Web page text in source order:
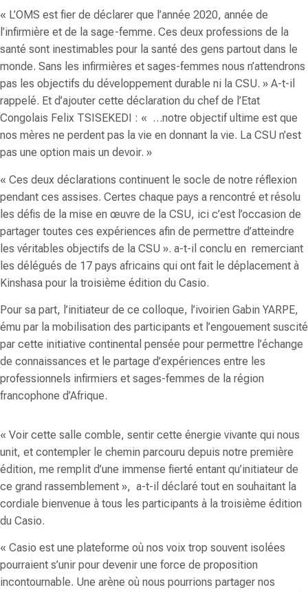
« L’OMS est fier de déclarer que l’année 2020, année de
l’infirmière et de la sage-femme. Ces deux professions de la
santé sont inestimables pour la santé des gens partout dans le
monde. Sans les infirmières et sages-femmes nous n’attendrons
pas les objectifs du développement durable ni la CSU. » A-t-il
rappelé. Et d’ajouter cette déclaration du chef de l’Etat
Congolais Felix TSISEKEDI : « …notre objectif ultime est que
nos mères ne perdent pas la vie en donnant la vie. La CSU n’est
pas une option mais un devoir. »
« Ces deux déclarations continuent le socle de notre réflexion
pendant ces assises. Certes chaque pays a rencontré et résolu
les défis de la mise en œuvre de la CSU, ici c’est l’occasion de
partager toutes ces expériences afin de permettre d’atteindre
les véritables objectifs de la CSU ». a-t-il conclu en remerciant
les délégués de 17 pays africains qui ont fait le déplacement à
Kinshasa pour la troisième édition du Casio.
Pour sa part, l’initiateur de ce colloque, l’ivoirien Gabin YARPE,
ému par la mobilisation des participants et l’engouement suscité
par cette initiative continental pensée pour permettre l’échange
de connaissances et le partage d’expériences entre les
professionnels infirmiers et sages-femmes de la région
francophone d’Afrique.
« Voir cette salle comble, sentir cette énergie vivante qui nous
unit, et contempler le chemin parcouru depuis notre première
édition, me remplit d’une immense fierté entant qu’initiateur de
ce grand rassemblement », a-t-il déclaré tout en souhaitant la
cordiale bienvenue à tous les participants à la troisième édition
du Casio.
« Casio est une plateforme où nos voix trop souvent isolées
pourraient s’unir pour devenir une force de proposition
incontournable. Une arène où nous pourrions partager nos